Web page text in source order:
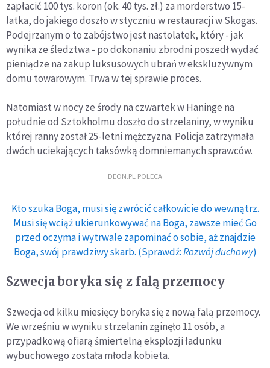
zapłacić 100 tys. koron (ok. 40 tys. zł.) za morderstwo 15-
latka, do jakiego doszło w styczniu w restauracji w Skogas.
Podejrzanym o to zabójstwo jest nastolatek, który - jak
wynika ze śledztwa - po dokonaniu zbrodni poszedł wydać
pieniądze na zakup luksusowych ubrań w ekskluzywnym
domu towarowym. Trwa w tej sprawie proces.
Natomiast w nocy ze środy na czwartek w Haninge na
południe od Sztokholmu doszło do strzelaniny, w wyniku
której ranny został 25-letni mężczyzna. Policja zatrzymała
dwóch uciekających taksówką domniemanych sprawców.
DEON.PL POLECA
Kto szuka Boga, musi się zwrócić całkowicie do wewnątrz.
Musi się wciąż ukierunkowywać na Boga, zawsze mieć Go
przed oczyma i wytrwale zapominać o sobie, aż znajdzie
Boga, swój prawdziwy skarb. (Sprawdź:Rozwój duchowy)
Szwecja boryka się z falą przemocy
Szwecja od kilku miesięcy boryka się z nową falą przemocy.
We wrześniu w wyniku strzelanin zginęło 11 osób, a
przypadkową ofiarą śmiertelną eksplozji ładunku
wybuchowego została młoda kobieta.